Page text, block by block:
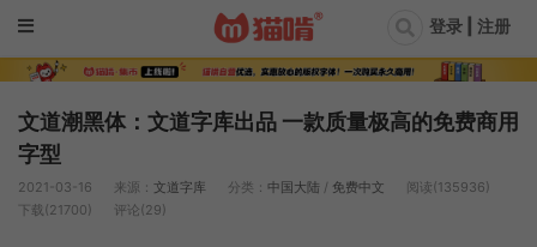
登录 | 注册
文道潮黑体：文道字库出品 一款质量极高的免费商用
字型
2021-03-16 来源： 文道字库 分类： 中国大陆 / 免费中文
阅读(135936)
下载(21700)
评论(29)